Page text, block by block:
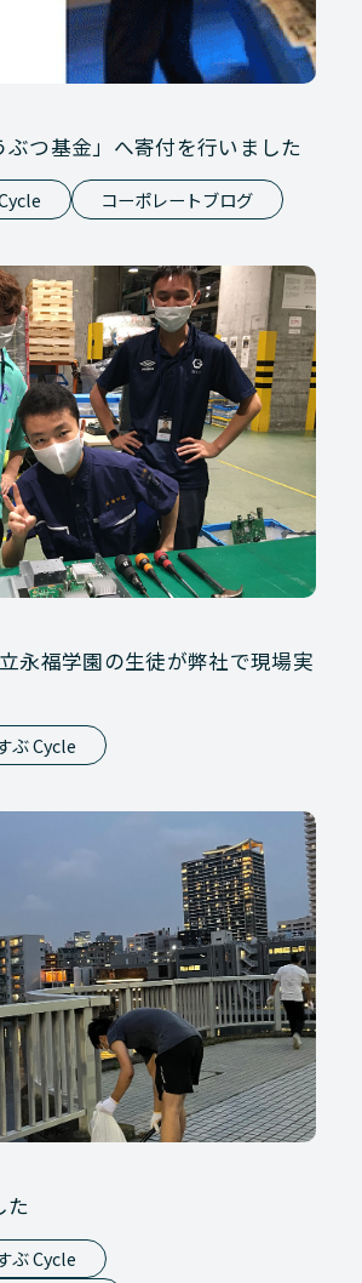
ぶつ基金」へ寄付を行いました
コーポレートブログ
永福学園の生徒が弊社で現場実
ぶ Cycle
た
ぶ Cycle